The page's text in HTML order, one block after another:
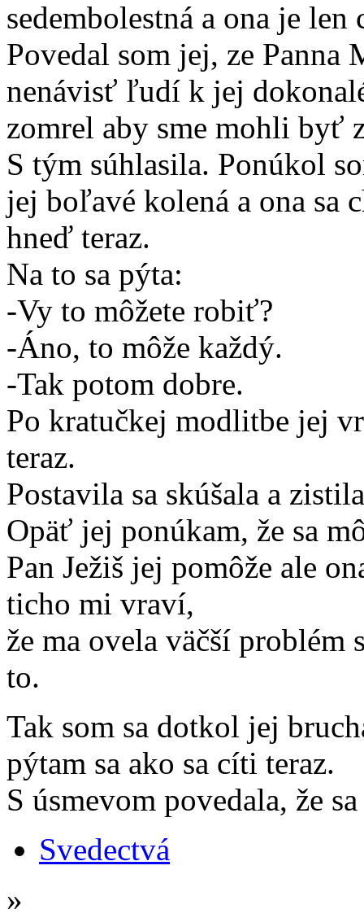
sedembolestná a ona je
Povedal som jej, ze Panna
nenávisť ľudí k jej
zomrel aby sme mohli byť
S tým súhlasila. Ponúkol
jej boľavé kolená a ona sa
hneď teraz.
Na to sa pýta:
-Vy to môžete robiť?
-Áno, to môže každý.
-Tak potom dobre.
Po kratučkej modlitbe jej
teraz.
Postavila sa skúšala a
Opäť jej ponúkam, že sa
Pan Ježiš jej pomôže ale
ticho mi vraví,
že ma ovela väčší problém
to.
Tak som sa dotkol jej
pýtam sa ako sa cíti teraz.
S úsmevom povedala, že
Svedectvá
»